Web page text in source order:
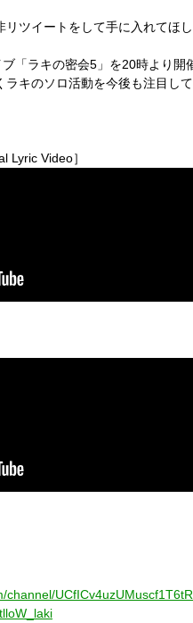
ツイートをして手に入れてほし
「ラキの密会5」を20時より開
キのソロ活動を今後も注目して
Lyric Video］
channel/